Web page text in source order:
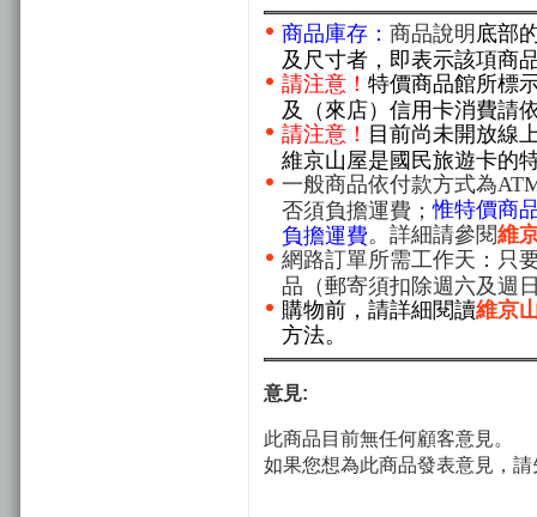
商品庫存： 商品說明 底部
及尺寸者，即表示該項商
請注意！ 特價商品館所標
及（來店）信用卡消費請
請注意！ 目前尚未開放線
維京山屋是國民旅遊卡的
一般商品依付款方式為
否須負擔運費；惟特價商
負擔運費。詳細請參閱維
網路訂單所需工作天：只
品（郵寄須扣除週六及週
購物前，請詳細閱讀維京
方法。
意見:
此商品目前無任何顧客意見。
如果您想為此商品發表意見，